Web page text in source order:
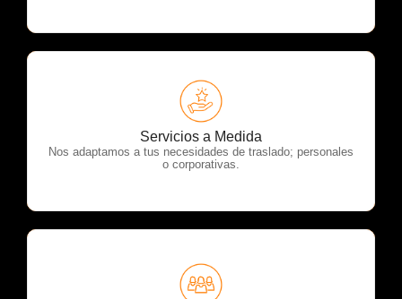
Servicios a Medida
Nos adaptamos a tus necesidades de traslado; personales
o corporativas.
OTP Servicios